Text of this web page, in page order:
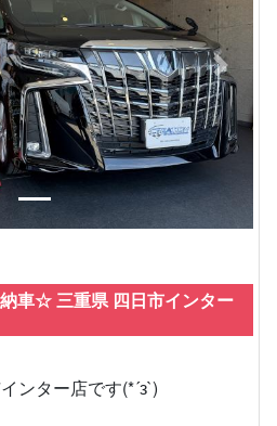
Next
車☆ 三重県 四日市インター
ンター店です(*´з`)